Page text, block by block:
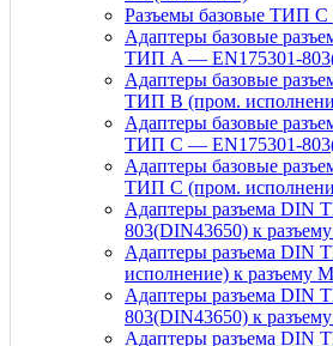
Разъемы базовые ТИП C
Адаптеры базовые
ТИП A — EN175301-
Адаптеры базовые
ТИП B (пром.
Адаптеры базовые
ТИП C — EN175301-
Адаптеры базовые
ТИП C (пром.
Адаптеры разъема
803(DIN43650) к
Адаптеры разъема DIN
исполнение) к разъему
Адаптеры разъема
803(DIN43650) к
Адаптеры разъема DIN